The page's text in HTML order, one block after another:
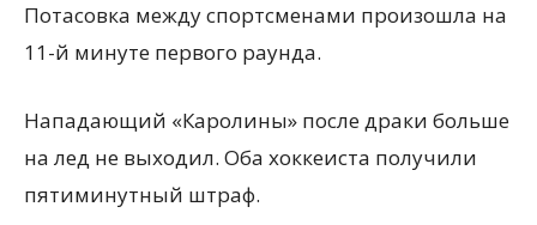
Потасовка между спортсменами произошла на
11-й минуте первого раунда.
Нападающий «Каролины» после драки больше
на лед не выходил. Оба хоккеиста получили
пятиминутный штраф.